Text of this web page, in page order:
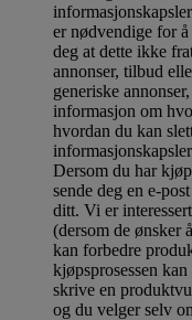
er nødvendige for
deg at dette ikke
annonser, tilbud
generiske
informasjon om
hvordan du kan
informasjonskapsler
Dersom du har
sende deg en e-
ditt. Vi er
(dersom de ønsker
kan forbedre
kjøpsprosessen
skrive en
og du velger selv